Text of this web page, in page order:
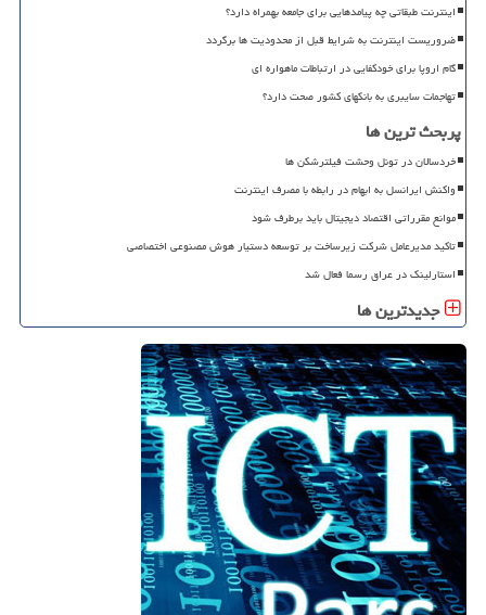
اینترنت طبقاتی چه پیامدهایی برای جامعه بهمراه دارد؟
ضروریست اینترنت به شرایط قبل از محدودیت ها برگردد
گام اروپا برای خودکفایی در ارتباطات ماهواره ای
تهاجمات سایبری به بانکهای کشور صحت دارد؟
پربحث ترین ها
خردسالان در تونل وحشت فیلترشکن ها
واکنش ایرانسل به ابهام در رابطه با مصرف اینترنت
موانع مقرراتی اقتصاد دیجیتال باید برطرف شود
تاکید مدیرعامل شرکت زیرساخت بر توسعه دستیار هوش مصنوعی اختصاصی
استارلینک در عراق رسما فعال شد
جدیدترین ها